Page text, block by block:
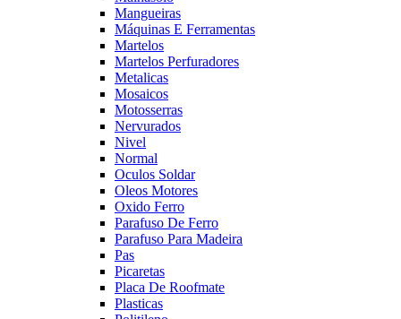
Mangueiras
Máquinas E Ferramentas
Martelos
Martelos Perfuradores
Metalicas
Mosaicos
Motosserras
Nervurados
Nivel
Normal
Oculos Soldar
Oleos Motores
Oxido Ferro
Parafuso De Ferro
Parafuso Para Madeira
Pas
Picaretas
Placa De Roofmate
Plasticas